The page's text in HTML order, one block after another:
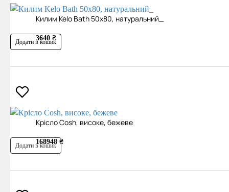
Килим Kelo Bath 50х80, натуральний_
3640 ₴
Додати в кошик
Крісло Cosh, високе, бежеве
168948 ₴
Додати в кошик